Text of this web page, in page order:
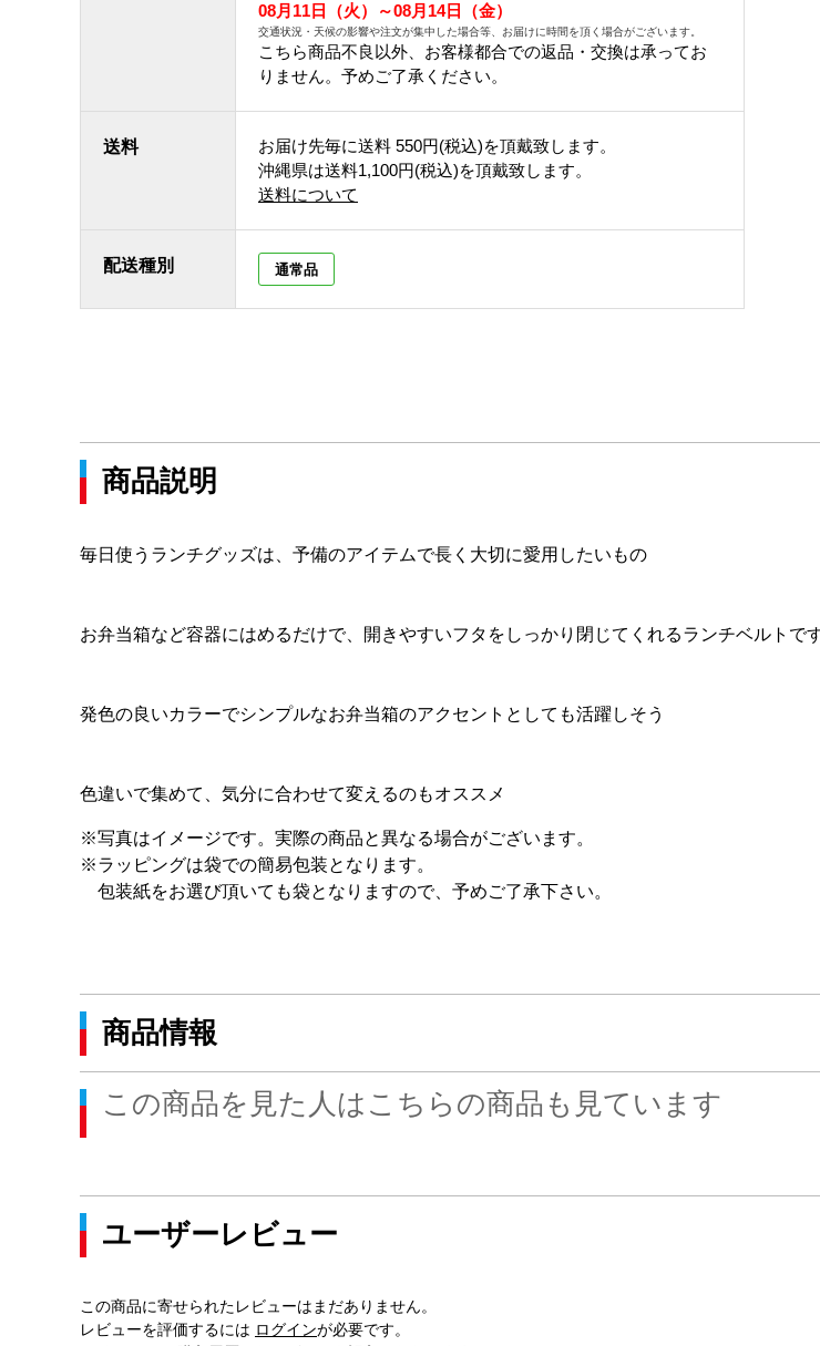
08月11日（火）～08月14日（金）
交通状況・天候の影響や注文が集中した場合等、お届けに時間を頂く場合がございます。
こちら商品不良以外、お客様都合での返品・交換は承ってお
りません。予めご了承ください。
送料 お届け先毎に送料 550円(税込)を頂戴致します。
沖縄県は送料1,100円(税込)を頂戴致します。
送料について
配送種別 通常品
商品説明
毎日使うランチグッズは、予備のアイテムで長く大切に愛用したいもの
お弁当箱など容器にはめるだけで、開きやすいフタをしっかり閉じてくれるランチベルトで
発色の良いカラーでシンプルなお弁当箱のアクセントとしても活躍しそう
色違いで集めて、気分に合わせて変えるのもオススメ
※写真はイメージです。実際の商品と異なる場合がございます。
※ラッピングは袋での簡易包装となります。
包装紙をお選び頂いても袋となりますので、予めご了承下さい。
商品情報
この商品を見た人はこちらの商品も見ています
ユーザーレビュー
この商品に寄せられたレビューはまだありません。
レビューを評価するには ログインが必要です。